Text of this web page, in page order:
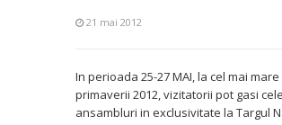
21 mai 2012
In perioada 25-27 MAI, la cel mai
primaverii 2012, vizitatorii pot gasi
ansambluri in exclusivitate la Targul